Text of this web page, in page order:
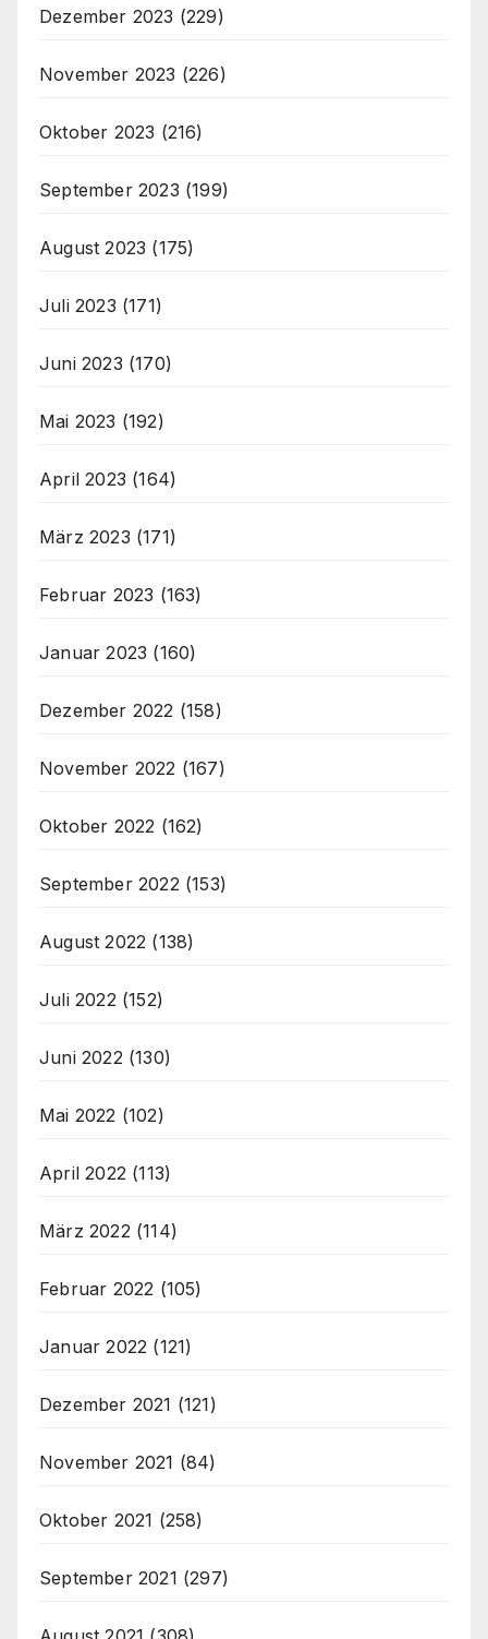
Dezember 2023 (229)
November 2023 (226)
Oktober 2023 (216)
September 2023 (199)
August 2023 (175)
Juli 2023 (171)
Juni 2023 (170)
Mai 2023 (192)
April 2023 (164)
März 2023 (171)
Februar 2023 (163)
Januar 2023 (160)
Dezember 2022 (158)
November 2022 (167)
Oktober 2022 (162)
September 2022 (153)
August 2022 (138)
Juli 2022 (152)
Juni 2022 (130)
Mai 2022 (102)
April 2022 (113)
März 2022 (114)
Februar 2022 (105)
Januar 2022 (121)
Dezember 2021 (121)
November 2021 (84)
Oktober 2021 (258)
September 2021 (297)